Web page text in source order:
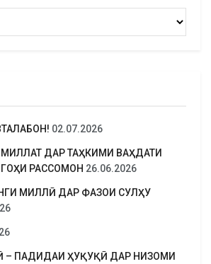
02.07.2026
ДАР ТАҲКИМИ ВАҲДАТИ
РАССОМОН 26.06.2026
МИЛЛӢ ДАР ФАЗОИ СУЛҲУ
– ПАДИДАИ ҲУҚУҚӢ ДАР НИЗОМИ